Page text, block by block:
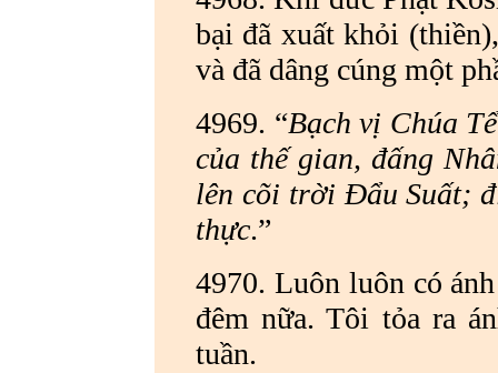
bại đã xuất khỏi (thiền),
và đã dâng cúng một
4969. “Bạch vị Chúa
của thế gian, đấng
lên cõi trời Đẩu Suất;
thực.”
4970. Luôn luôn có
đêm nữa. Tôi tỏa ra
tuần.